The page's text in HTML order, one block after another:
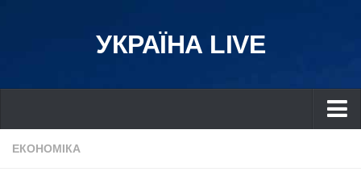
УКРАЇНА LIVE
Україна
ЕКОНОМІКА